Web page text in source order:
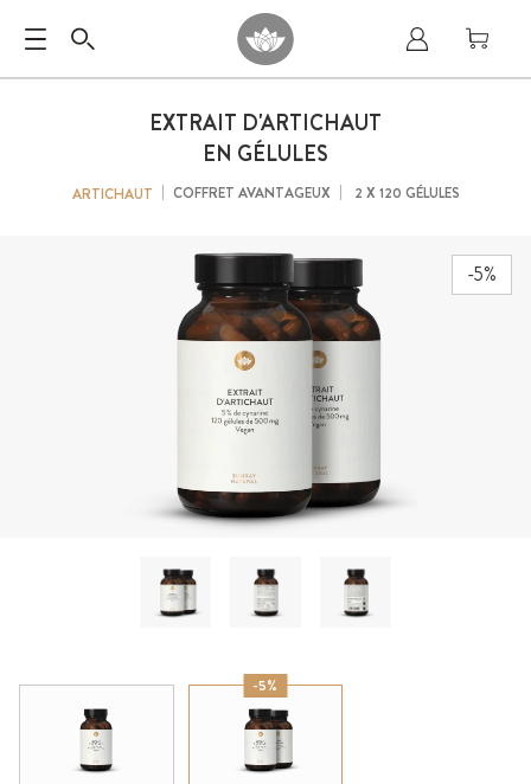
-5%
EXTRAIT D'ARTICHAUT
EN GÉLULES
ARTICHAUT COFFRET AVANTAGEUX 2 X 120 GÉLULES
-5%